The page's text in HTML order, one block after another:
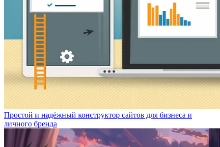
Простой и надёжный конструктор сайтов для бизнеса и
личного бренда